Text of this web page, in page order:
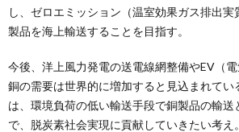
し、ゼロエミッション（温室効果ガス排出
製品を海上輸送することを目指す。
今後、洋上風力発電の送電線網整備やEV（
銅の需要は世界的に増加すると見込まれてい
は、環境負荷の低い輸送手段で銅製品の輸送
で、脱炭素社会実現に貢献していきたい考え。